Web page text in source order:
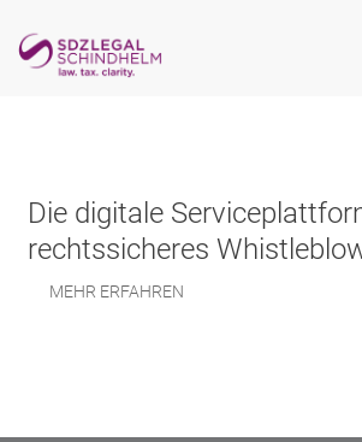
Die digitale
rechtssicheres
MEHR ERFAHREN